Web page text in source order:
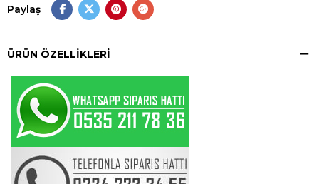
Paylaş
ÜRÜN ÖZELLIKLERI